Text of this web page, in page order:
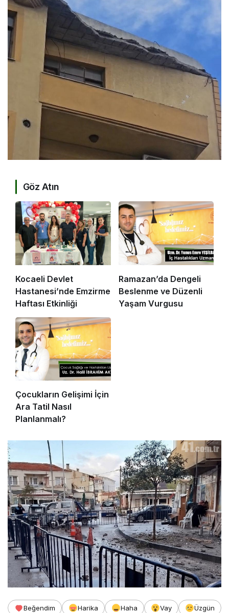
Göz Atın
Kocaeli Devlet
Hastanesi’nde Emzirme
Haftası Etkinliği
Ramazan’da Dengeli
Beslenme ve Düzenli
Yaşam Vurgusu
Çocukların Gelişimi İçin
Ara Tatil Nasıl
Planlanmalı?
Beğendim Harika Haha Vay Üzgün